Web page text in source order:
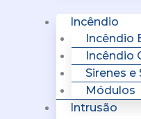
Incêndio
Incêndio
Incêndio
Sirenes e
Módulos
Intrusão